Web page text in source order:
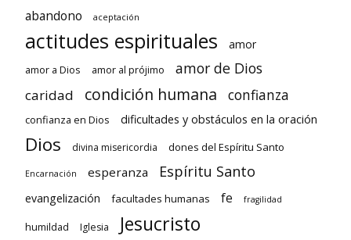
abandono aceptación
actitudes espirituales amor
amor a Dios amor al prójimo amor de Dios
caridad condición humana confianza
confianza en Dios dificultades y obstáculos en la oración
Dios divina misericordia dones del Espíritu Santo
Encarnación esperanza Espíritu Santo
evangelización facultades humanas fe fragilidad
humildad Iglesia Jesucristo